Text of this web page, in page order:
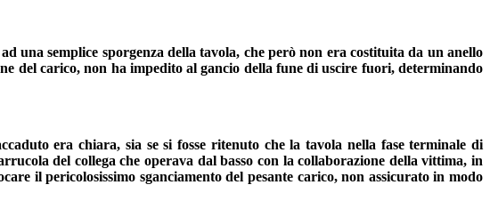
una semplice sporgenza della tavola, che però non era costituita da un anello
del carico, non ha impedito al gancio della fune di uscire fuori, determinando
era chiara, sia se si fosse ritenuto che la tavola nella fase terminale di
del collega che operava dal basso con la collaborazione della vittima, in
il pericolosissimo sganciamento del pesante carico, non assicurato in modo